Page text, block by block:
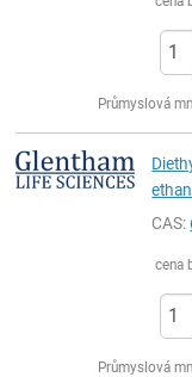
Průmyslová
CAS:
cena
Průmyslová